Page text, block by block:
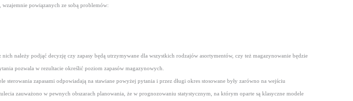
powiązanych ze sobą problemów:
należy podjąć decyzję czy zapasy będą utrzymywane dla wszystkich rodzajów asortymentów, czy też magazynowanie będzie
pozwala w rezultacie określić poziom zapasów magazynowych.
zapasami odpowiadają na stawiane powyżej pytania i przez długi okres stosowane były zarówno na wejściu
zauważono w pewnych obszarach planowania, że w prognozowaniu statystycznym, na którym oparte są klasyczne modele